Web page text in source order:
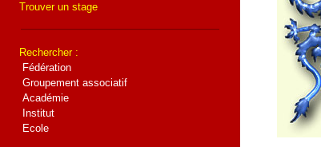
Trouver un stage
Rechercher :
Fédération
Groupement associatif
Académie
Institut
Ecole